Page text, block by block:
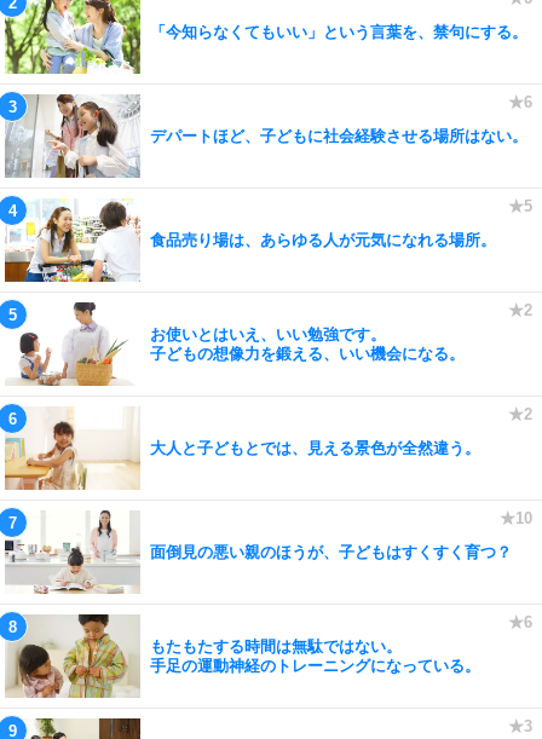
「今知らなくてもいい」という言葉を、禁句にする。
デパートほど、子どもに社会経験させる場所はない。
食品売り場は、あらゆる人が元気になれる場所。
お使いとはいえ、いい勉強です。
子どもの想像力を鍛える、いい機会になる。
大人と子どもとでは、見える景色が全然違う。
面倒見の悪い親のほうが、子どもはすくすく育つ？
もたもたする時間は無駄ではない。
手足の運動神経のトレーニングになっている。